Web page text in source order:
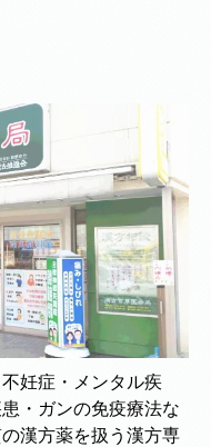
妊症・メンタル疾
・ガンの免疫療法な
漢方薬を扱う漢方専